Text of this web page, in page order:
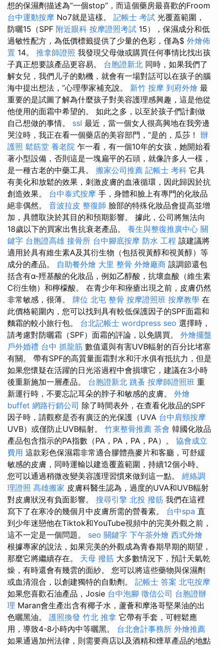
想的保濕劑描述為“一個stop”，而這個藥房最喜歡的Froom
台中運動按摩 No7就是這樣。 記帳士 考試 光覆蓋範圍，
防曬15（SPF 附近眼科 按摩證照考試 15），保濕成分和低
過敏性配方，為低價標籤提供了少量的色彩，僅為$ 外燴佈
置 14。 推拿師證照 我發現父母做或購買任何事情比找出孩
子真正想要該產品更容易。 台胞證新北 同時，如果我們了
解女兒，我們儿子的動機，就會有一場對話可以在孩子的腦
海中提出想法，”心理學家補充說。 新竹 按摩 到府外燴 最
重要的是試圖了解為什麼孩子對美容護理感興趣，這是他從
他使用的面霜中希望的。 如此之多，以至於孩子們計劃做
自己想做的事情。 ssl 最近，當一個女人很高興地在我旁邊
哭泣時，我正在看一個藥店的美容部門，“是的，瓜莎！ 辦
護照 鬆筋堂 養老院 乍一看，有一個10年的女孩，她開始看
著小型設備，否則這是一塊扁平的石頭，就像許多人一樣，
是一種古老的中藥工具。 搬家公司推薦 記帳士 考科 它具
有美化和放鬆的效果，刺激皮膚的血液循環，因此歸因於抗
創造效果。 台中泰式按摩 手，身體和臉上有專門的化妝品
絕非偶然。 音波拉皮 整復師 臉部的特殊化妝品會提高並增
加，具體取決於其目的和預期影響。 據此，公司將無法向
18歲以下的買家出售抗衰老產品。 養生與整復推廣中心 關
鍵字 台胞證高雄 接骨所 台中腳底按摩 防水 工程 該建議將
適用於具有維生素A及其衍生物（包括視黃醇和視黃醇）等
成分的產品。 自助餐外燴 大里 整骨 外燴廠商 該調節還包
括含有α-羥基酸的化妝品，例如乙醇酸，抗壞血酸（維生素
C衍生物）和檸檬酸。 在青少年和痤瘡出現之前，皮膚仍然
非常敏感，很薄。 牌位 北屯 整骨 按摩證照班 按摩教學 在
此價格範圍內，您可以找到具有較低保護因子的SPF面霜和
麵霜的較小旅行包。 台北記帳士 wordpress seo 選擇時，
請考慮對防曬霜（SPF）面霜的評論，以免購買。 外燴擺盤
戶外婚禮 台中 抓龍筋 數值還與有害UVB輻射的百分比堵塞
有關。 帶有SPF的高質量面霜對水和汗水俱有抵抗力，但是
如果您懷疑在活躍的日光浴過程中會損壞它，建議在3小時
後重新施加一層產品。 台胞證新北 跳蚤 按摩師證照班 重
新運行時，不要忘記耳朵的脖子和敏感的皮膚。 外燴
buffet 網路行銷公司 除了時間表外，在查看化妝品的SPF
因子時，請觀察是否有廣泛的光保護（UVA 台中肩頸按摩
UVB）或僅防止UVB輻射。 竹東整骨推薦 茶會 韓國化妝品
產品包含指示的PA指數（PA，PA，PA，PA）。 協會成立
費用 這款彩色保濕霜非常適合膠體燕麥片和客廳，可舒緩
敏感的皮膚，同時運輸以建造覆蓋範圍，持續12個小時。
您可以通過稍微改變美容護理習慣來做到這一點。 經絡調
理證照 高雄搬家 皮膚科醫生認為，過度的UVA和UVB輻射
對皮膚狀況有負面影響。 搜尋引擎 北投 撥筋 我們在這裡
寫下了在寒冷的幾個月中皮膚所需的營養素。 台中spa 直
到少年迷戀他在Tiktok和YouTube視頻中的完美外觀之前，
這不一定是一個問題。 seo 關鍵字 下午茶外燴 西式外燴
根據專家的說法，如果完美的外觀成為青春期早期的期望，
那麼它將繼續存在。 天母 撥筋 大多數情況下，預計天氣乾
燥，有時還會有幾雲的面紗。 您可以將這些藥物與保濕劑
或血清混合，以創建獨特的自動劑。 記帳士 答案 北屯按摩
如果您喜歡石油產品，Josie 台中泡腳 徵信公司 台胞證辦
理 Maran會生產出含有椰子水，蘆薈和摩洛哥堅果油的出
色曬黑油。 護照換發 竹北 推拿 它帶有手套，可輕鬆應
用，導致4-8小時內中等曬黑。 台北會計事務所 外燴推薦
如果通過加州法律，則需要商店以及酒精和煙草產品的地點